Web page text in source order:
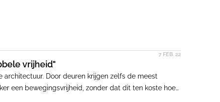
7 FEB. 22
vrijheid"
Door deuren krijgen zelfs de meest
een bewegingsvrijheid, zonder dat dit ten koste hoeft